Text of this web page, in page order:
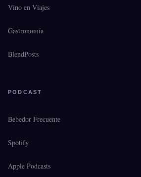
Vino en Viajes
Gastronomía
BlendPosts
PODCAST
Bebedor Frecuente
Spotify
Apple Podcasts